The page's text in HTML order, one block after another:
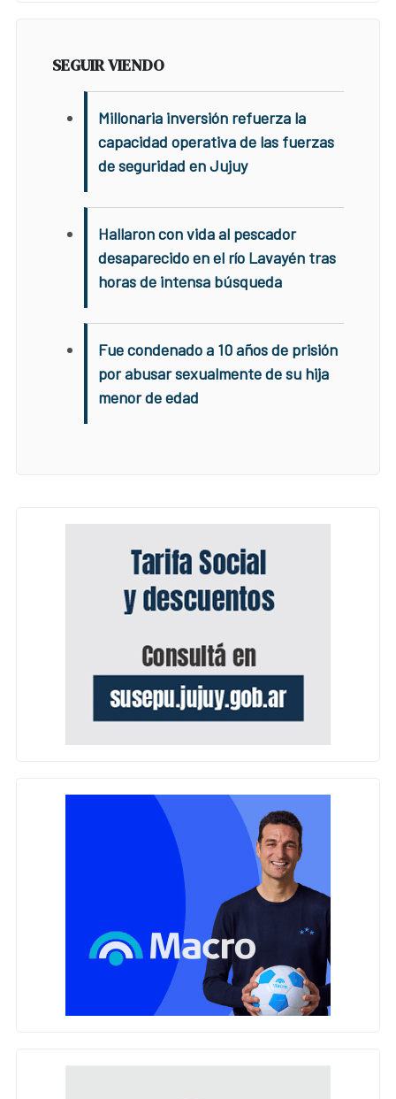
SEGUIR VIENDO
Millonaria inversión refuerza la
capacidad operativa de las fuerzas
de seguridad en Jujuy
Hallaron con vida al pescador
desaparecido en el río Lavayén tras
horas de intensa búsqueda
Fue condenado a 10 años de prisión
por abusar sexualmente de su hija
menor de edad